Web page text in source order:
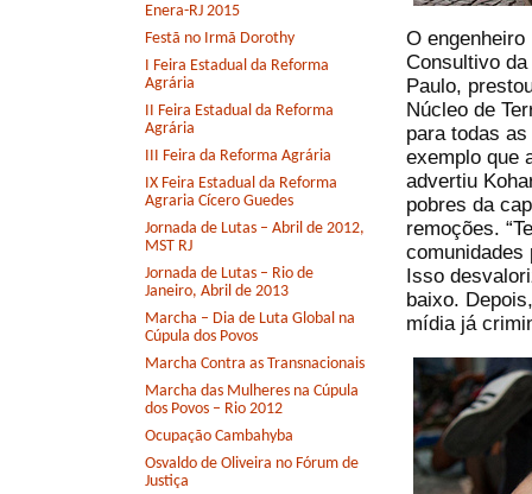
Enera-RJ 2015
Festã no Irmã Dorothy
I Feira Estadual da Reforma
Agrária
II Feira Estadual da Reforma
Agrária
III Feira da Reforma Agrária
IX Feira Estadual da Reforma
Agraria Cícero Guedes
Jornada de Lutas – Abril de 2012,
MST RJ
Jornada de Lutas – Rio de
Janeiro, Abril de 2013
Marcha – Dia de Luta Global na
Cúpula dos Povos
Marcha Contra as Transnacionais
Marcha das Mulheres na Cúpula
dos Povos – Rio 2012
Ocupação Cambahyba
Osvaldo de Oliveira no Fórum de
Justiça
O
Consultivo
Paulo,
Núcleo de
para todas
exemplo que
advertiu
pobres da
remoções.
comunidades
Isso
baixo.
mídia já